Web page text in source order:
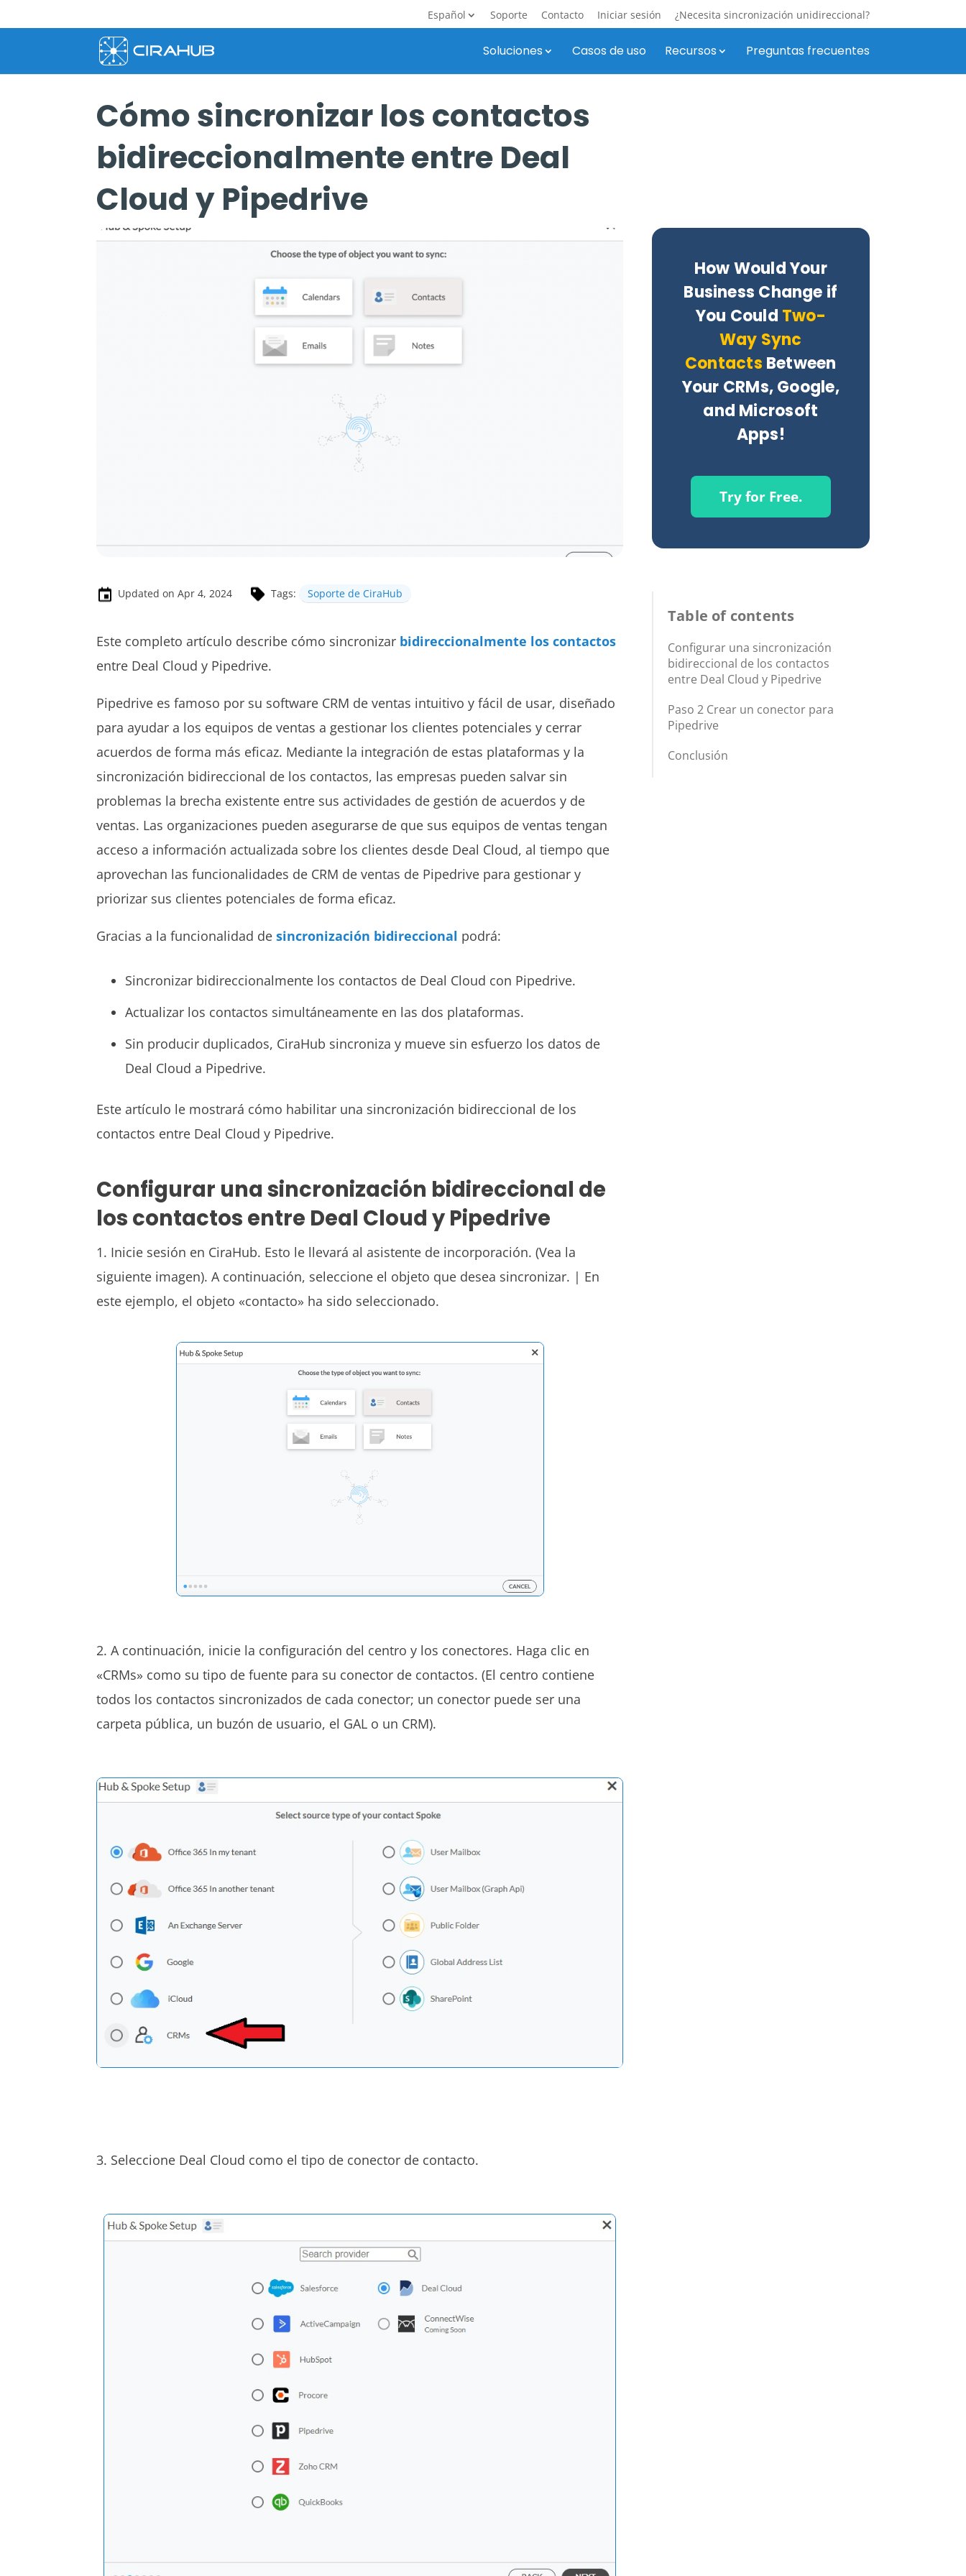
Español Soporte Contacto Iniciar sesión ¿Necesita sincronización unidireccional?
Soluciones Casos de uso Recursos Preguntas frecuentes
Cómo sincronizar los contactos
bidireccionalmente entre Deal
Cloud y Pipedrive
Updated on Apr 4, 2024 Tags: Soporte de CiraHub
Este completo artículo describe cómo sincronizar bidireccionalmente los contactos
entre Deal Cloud y Pipedrive.
Pipedrive es famoso por su software CRM de ventas intuitivo y fácil de usar, diseñado
para ayudar a los equipos de ventas a gestionar los clientes potenciales y cerrar
acuerdos de forma más eficaz. Mediante la integración de estas plataformas y la
sincronización bidireccional de los contactos, las empresas pueden salvar sin
problemas la brecha existente entre sus actividades de gestión de acuerdos y de
ventas. Las organizaciones pueden asegurarse de que sus equipos de ventas tengan
acceso a información actualizada sobre los clientes desde Deal Cloud, al tiempo que
aprovechan las funcionalidades de CRM de ventas de Pipedrive para gestionar y
priorizar sus clientes potenciales de forma eficaz.
Gracias a la funcionalidad desincronización bidireccional podrá:
Sincronizar bidireccionalmente los contactos de Deal Cloud con Pipedrive.
Actualizar los contactos simultáneamente en las dos plataformas.
Sin producir duplicados, CiraHub sincroniza y mueve sin esfuerzo los datos de
Deal Cloud a Pipedrive.
Este artículo le mostrará cómo habilitar una sincronización bidireccional de los
contactos entre Deal Cloudy Pipedrive.
Configurar una sincronización bidireccional de
los contactos entre Deal Cloud yPipedrive
1. Inicie sesión en CiraHub. Esto le llevará al asistente de incorporación. (Vea la
siguiente imagen). A continuación, seleccione el objeto que desea sincronizar. | En
este ejemplo, el objeto «contacto» ha sido seleccionado.
2. A continuación, inicie la configuración del centro y los conectores. Haga clic en
«CRMs» como su tipo de fuente para su conector de contactos. (El centro contiene
todos los contactos sincronizados de cada conector; un conector puede ser una
carpeta pública, un buzón de usuario, el GAL o un CRM).
3. Seleccione Deal Cloud como el tipo de conector de contacto.
How Would Your
Business Change if
You Could Two-
Way Sync
Contacts Between
Your CRMs, Google,
and Microsoft
Apps!
Try for Free.
Table of contents
Configurar una sincronización
bidireccional de los contactos
entre Deal Cloud y Pipedrive
Paso 2 Crear un conector para
Pipedrive
Conclusión